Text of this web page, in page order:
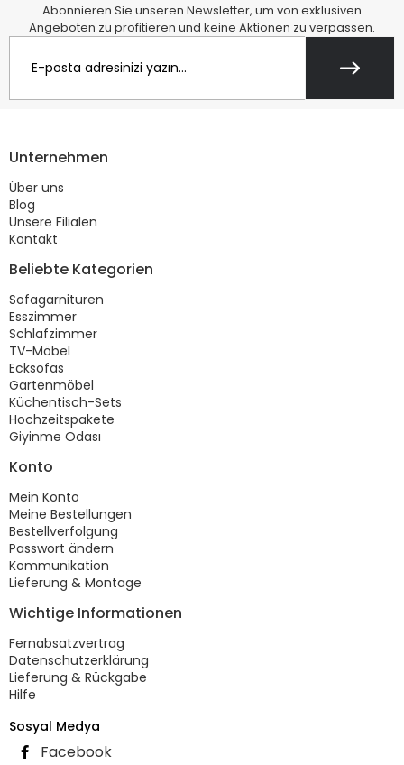
Abonnieren Sie unseren Newsletter, um von exklusiven
Angeboten zu profitieren und keine Aktionen zu verpassen.
Unternehmen
Über uns
Blog
Unsere Filialen
Kontakt
Beliebte Kategorien
Sofagarnituren
Esszimmer
Schlafzimmer
TV-Möbel
Ecksofas
Gartenmöbel
Küchentisch-Sets
Hochzeitspakete
Giyinme Odası
Konto
Mein Konto
Meine Bestellungen
Bestellverfolgung
Passwort ändern
Kommunikation
Lieferung & Montage
Wichtige Informationen
Fernabsatzvertrag
Datenschutzerklärung
Lieferung & Rückgabe
Hilfe
Sosyal Medya
Facebook